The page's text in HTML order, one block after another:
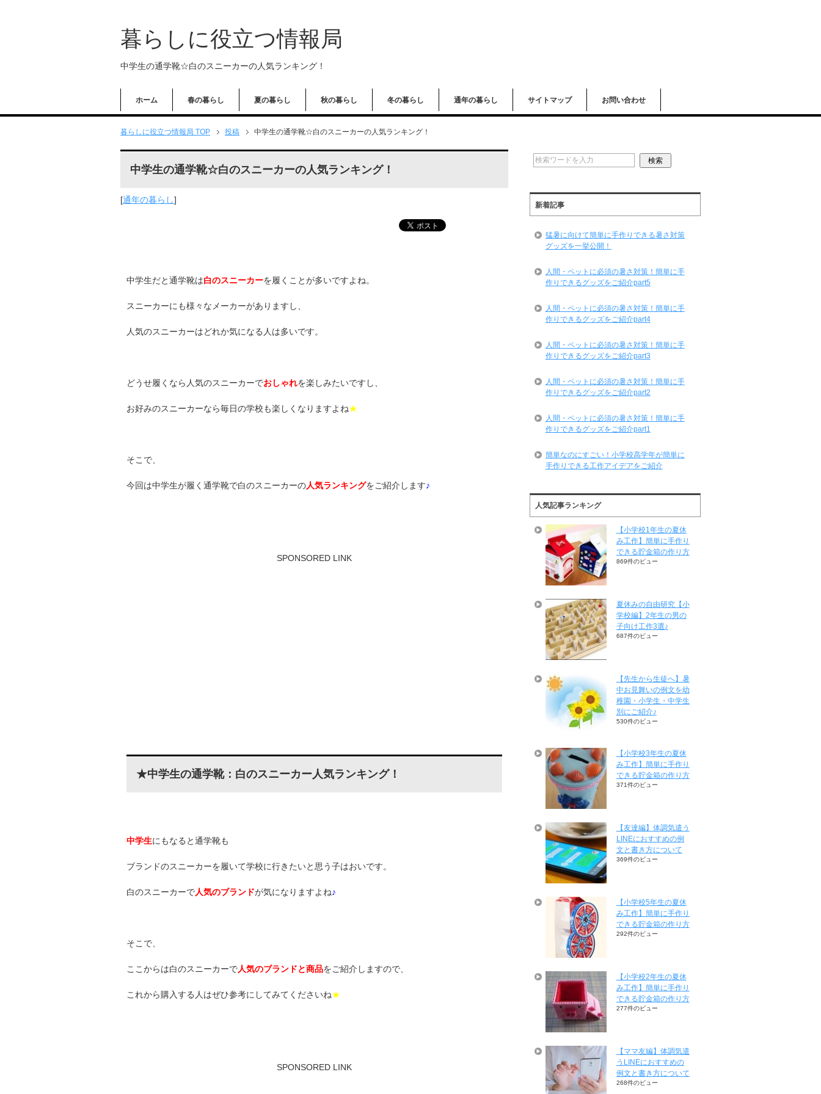
暮らしに役立つ情報局
中学生の通学靴☆白のスニーカーの人気ランキング！
ホーム 春の暮らし 夏の暮らし 秋の暮らし 冬の暮らし 通年の暮らし サイトマップ お問い合わせ
暮らしに役立つ情報局 TOP 投稿 中学生の通学靴☆白のスニーカーの人気ランキング！
中学生の通学靴☆白のスニーカーの人気ランキング！
[通年の暮らし]
中学生だと通学靴は白のスニーカーを履くことが多いですよね。
スニーカーにも様々なメーカーがありますし、
人気のスニーカーはどれか気になる人は多いです。
どうせ履くなら人気のスニーカーでおしゃれを楽しみたいですし、
お好みのスニーカーなら毎日の学校も楽しくなりますよね★
そこで、
今回は中学生が履く通学靴で白のスニーカーの人気ランキングをご紹介します♪
SPONSORED LINK
★中学生の通学靴：白のスニーカー人気ランキング！
中学生にもなると通学靴も
ブランドのスニーカーを履いて学校に行きたいと思う子はおいです。
白のスニーカーで人気のブランドが気になりますよね♪
そこで、
ここからは白のスニーカーで人気のブランドと商品をご紹介しますので、
これから購入する人はぜひ参考にしてみてくださいね★
SPONSORED LINK
新着記事
猛暑に向けて簡単に手作りできる暑さ対策
グッズを一挙公開！
人間・ペットに必須の暑さ対策！簡単に手
作りできるグッズをご紹介part5
人間・ペットに必須の暑さ対策！簡単に手
作りできるグッズをご紹介part4
人間・ペットに必須の暑さ対策！簡単に手
作りできるグッズをご紹介part3
人間・ペットに必須の暑さ対策！簡単に手
作りできるグッズをご紹介part2
人間・ペットに必須の暑さ対策！簡単に手
作りできるグッズをご紹介part1
簡単なのにすごい！小学校高学年が簡単に
手作りできる工作アイデアをご紹介
人気記事ランキング
【小学校1年生の夏休
み工作】簡単に手作り
できる貯金箱の作り方
869件のビュー
夏休みの自由研究【小
学校編】2年生の男の
子向け工作3選♪
687件のビュー
【先生から生徒へ】暑
中お見舞いの例文を幼
稚園・小学生・中学生
別にご紹介♪
530件のビュー
【小学校3年生の夏休
み工作】簡単に手作り
できる貯金箱の作り方
371件のビュー
【友達編】体調気遣う
LINEにおすすめの例
文と書き方について
369件のビュー
【小学校5年生の夏休
み工作】簡単に手作り
できる貯金箱の作り方
292件のビュー
【小学校2年生の夏休
み工作】簡単に手作り
できる貯金箱の作り方
277件のビュー
【ママ友編】体調気遣
うLINEにおすすめの
例文と書き方について
268件のビュー